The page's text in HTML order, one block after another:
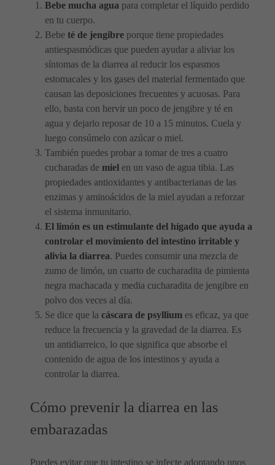
Bebe mucha agua para completar el líquido perdido
en tu cuerpo.
Bebe té de jengibre porque tiene propiedades
antiespasmódicas que pueden ayudar a aliviar los
síntomas de la diarrea al reducir los espasmos
estomacales y los gases del material fermentado que
causan las deposiciones frecuentes y acuosas. Para
ello, basta con hervir un poco de jengibre y té en
agua y dejarlo reposar de 10 a 15 minutos. Cuela y
luego consúmelo con azúcar o miel.
También puedes probar a tomar de tres a cuatro
cucharadas de miel en un vaso de agua tibia. Las
propiedades antioxidantes y antibacterianas de las
enzimas y aminoácidos de la miel ayudan a reforzar
el sistema inmunitario.
El limón es un estimulante del hígado que ayuda a
controlar el movimiento del intestino irritable y
alivia la diarrea. Puedes consumir una mezcla de
zumo de limón, un cuarto de cucharadita de pimienta
negra machacada y media cucharadita de jengibre en
polvo dos veces al día.
Se dice que la cáscara de psyllium es eficaz, ya que
reduce la frecuencia y la gravedad de la diarrea. Es
un antidiarreico, lo que significa que absorbe el
contenido de agua de los intestinos y ayuda a
controlar la diarrea.
Cómo prevenir la diarrea en las
embarazadas
Puedes evitar que tu intestino se infecte adoptando unos